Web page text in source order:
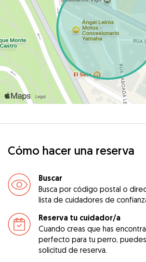
Cómo hacer una reserva
Buscar
Busca por código postal o
lista de cuidadores de
Reserva tu cuidador/a
Cuando creas que has
perfecto para tu perro, puedes
solicitud de reserva.